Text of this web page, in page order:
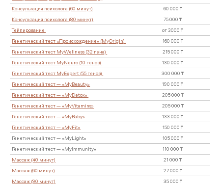
Наименование
FitCheck | Анализ состава тела Accuniq BC720
FitCheck+
Консультация нутрициолога (90 минут)
Консультация психолога (60 минут)
Консультация психолога (80 минут)
Тейпирование
Генетический тест «Происхождение» (MyOrigin)
Генетический тест MyWellness (32 гена)
Генетический тест MyNeuro (10 генов)
Генетический тест MyExpert (55 генов)
Генетический тест — «MyBeauty»